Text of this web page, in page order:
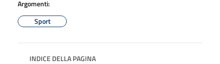
Argomenti:
Sport
INDICE DELLA PAGINA